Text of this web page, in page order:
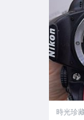
時光珍